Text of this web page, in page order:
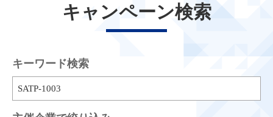
キャンペーン検索
キーワード検索